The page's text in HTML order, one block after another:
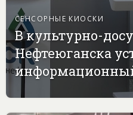
СЕНСОРНЫЕ КИОСКИ
В культурно-
Нефтеюганска